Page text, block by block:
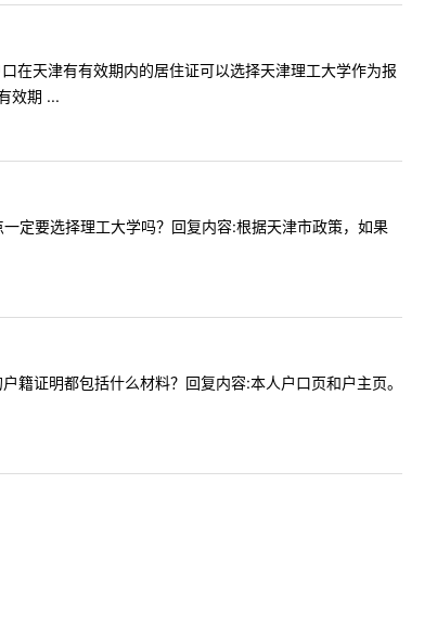
天津有有效期内的居住证可以选择天津理工大学作为报
效期 ...
定要选择理工大学吗？回复内容:根据天津市政策，如果
证明都包括什么材料？回复内容:本人户口页和户主页。